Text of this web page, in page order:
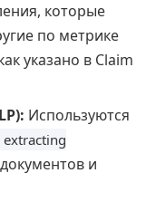
которые
по метрике
указано в Claim
Используются
extracting
и